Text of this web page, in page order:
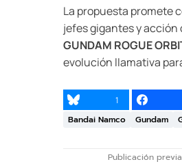
La propuesta promete
jefes gigantes y acción
GUNDAM ROGUE
evolución llamativa
1
Bandai Namco Gundam
Publicación previa